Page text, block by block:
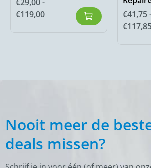
€119,00
€41,75
€
Nooit meer de
deals missen?